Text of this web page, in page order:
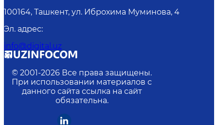
100164, Ташкент, ул. Иброхима Муминова, 4
Эл. адрес:
info@digital.uz
© 2001-2026 Все права защищены.
При использовании материалов с
данного сайта ссылка на сайт
обязательна.